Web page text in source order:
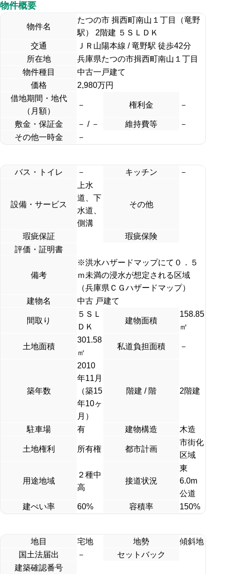
物件概要
物件名
たつの市 揖西町南山１丁目（竜野
駅） 2階建 ５ＳＬＤＫ
交通
ＪＲ山陽本線 / 竜野駅 徒歩42分
所在地
兵庫県たつの市揖西町南山１丁目
物件種目
中古一戸建て
価格
2,980万円
借地期間・地代
（月額）
－ 権利金 －
敷金・保証金 － / － 維持費等
－
その他一時金
－
バス・トイレ － キッチン －
設備・サービス
上水
道、下
水道、
側溝
その他
瑕疵保証
瑕疵保険
評価・証明書
備考
※洪水ハザードマップにて０．５
ｍ未満の浸水が想定される区域
（兵庫県ＣＧハザードマップ）
建物名
中古 戸建て
間取り
５ＳＬ
ＤＫ
建物面積
158.85
㎡
土地面積
301.58
㎡
私道負担面積 －
築年数
2010
年11月
（築15
年10ヶ
月）
階建 / 階 2階建
駐車場 有 建物構造 木造
土地権利 所有権 都市計画
市街化
区域
用途地域
２種中
高
接道状況
東
6.0m
公道
建ぺい率
60% 容積率 150%
地目 宅地 地勢
傾斜地
国土法届出
－
セットバック
建築確認番号